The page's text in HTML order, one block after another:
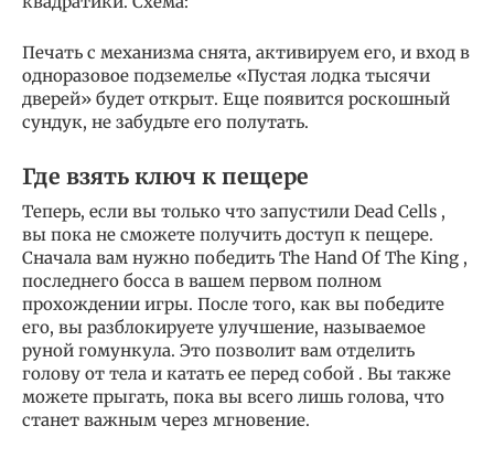
Печать с механизма снята, активируем его, и вход в
одноразовое подземелье «Пустая лодка тысячи
дверей» будет открыт. Еще появится роскошный
сундук, не забудьте его полутать.
Где взять ключ к пещере
Теперь, если вы только что запустили Dead Cells ,
вы пока не сможете получить доступ к пещере.
Сначала вам нужно победить The Hand Of The King ,
последнего босса в вашем первом полном
прохождении игры. После того, как вы победите
его, вы разблокируете улучшение, называемое
руной гомункула. Это позволит вам отделить
голову от тела и катать ее перед собой . Вы также
можете прыгать, пока вы всего лишь голова, что
станет важным через мгновение.